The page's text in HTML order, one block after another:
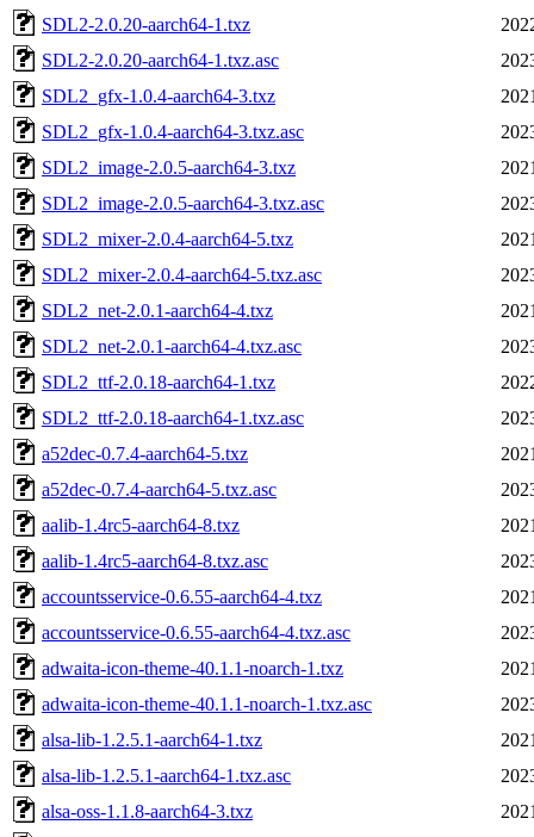
SDL2-2.0.20-aarch64-1.txz
SDL2-2.0.20-aarch64-1.txz.asc
SDL2_gfx-1.0.4-aarch64-3.txz
SDL2_gfx-1.0.4-aarch64-3.txz.asc
SDL2_image-2.0.5-aarch64-3.txz
SDL2_image-2.0.5-aarch64-3.txz.asc
SDL2_mixer-2.0.4-aarch64-5.txz
SDL2_mixer-2.0.4-aarch64-5.txz.asc
SDL2_net-2.0.1-aarch64-4.txz
SDL2_net-2.0.1-aarch64-4.txz.asc
SDL2_ttf-2.0.18-aarch64-1.txz
SDL2_ttf-2.0.18-aarch64-1.txz.asc
a52dec-0.7.4-aarch64-5.txz
a52dec-0.7.4-aarch64-5.txz.asc
aalib-1.4rc5-aarch64-8.txz
aalib-1.4rc5-aarch64-8.txz.asc
accountsservice-0.6.55-aarch64-4.txz
accountsservice-0.6.55-aarch64-4.txz.asc
adwaita-icon-theme-40.1.1-noarch-1.txz
adwaita-icon-theme-40.1.1-noarch-1.txz.asc
alsa-lib-1.2.5.1-aarch64-1.txz
alsa-lib-1.2.5.1-aarch64-1.txz.asc
alsa-oss-1.1.8-aarch64-3.txz